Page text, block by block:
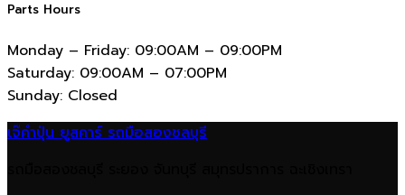
Parts Hours
Monday – Friday: 09:00AM – 09:00PM
Saturday: 09:00AM – 07:00PM
Sunday: Closed
เจ๊คำปุ่น ยูสคาร์ รถมือสองชลบุรี